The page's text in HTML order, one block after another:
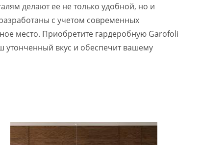
делают ее не только удобной, но и
с учетом современных
место. Приобретите гардеробную Garofoli
утонченный вкус и обеспечит вашему